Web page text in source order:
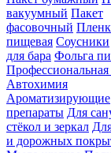
вакуумный Пакет
фасовочный
пищевая Соусники
для бара Фольга
Автохимия
Ароматизирующие
препараты Для
стёкол и зеркал
и дорожных